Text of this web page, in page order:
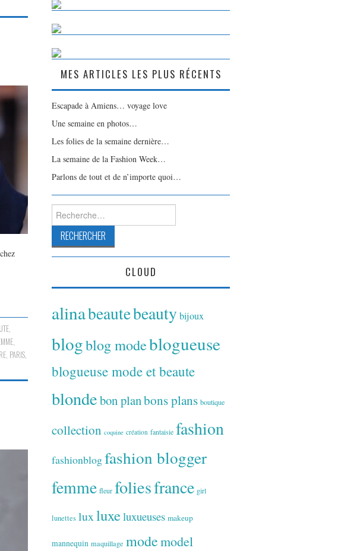
,
,
, PARIS,
MES ARTICLES LES PLUS RÉCENTS
Escapade à Amiens… voyage love
Une semaine en photos…
Les folies de la semaine dernière…
La semaine de la Fashion Week…
Parlons de tout et de n’importe quoi…
Rechercher :
CLOUD
alinabeautebeauty bijoux
blogblog modeblogueuse
blogueuse mode et beaute
blondebon planbons plans boutique
collection coquine création fantaisie fashion
fashionblogfashion blogger
femme fleur foliesfrance girl
lunettes luxluxeluxueuses makeup
mannequin maquillage modemodel